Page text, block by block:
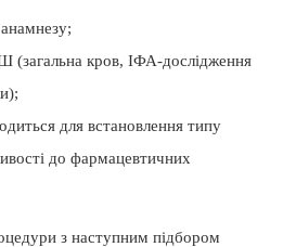
анамнезу;
(загальна кров, ІФА-дослідження
для встановлення типу
до фармацевтичних
з наступним підбором